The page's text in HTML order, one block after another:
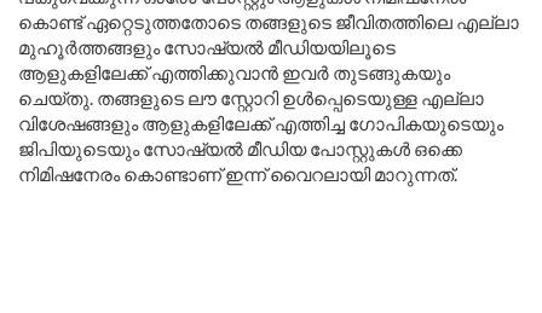
കൊണ്ട് ഏറ്റെടുത്തതോടെ തങ്ങളുടെ ജീവിതത്തിലെ എല്ലാ
മുഹൂർത്തങ്ങളും സോഷ്യൽ മീഡിയയിലൂടെ
ആളുകളിലേക്ക് എത്തിക്കുവാൻ ഇവർ തുടങ്ങുകയും
ചെയ്തു. തങ്ങളുടെ ലൗ സ്റ്റോറി ഉൾപ്പെടെയുള്ള എല്ലാ
വിശേഷങ്ങളും ആളുകളിലേക്ക് എത്തിച്ച ഗോപികയുടെയും
ജിപിയുടെയും സോഷ്യൽ മീഡിയ പോസ്റ്റുകൾ ഒക്കെ
നിമിഷനേരം കൊണ്ടാണ് ഇന്ന് വൈറലായി മാറുന്നത്.